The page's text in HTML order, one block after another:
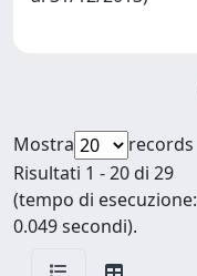
Mostra
records
Risultati 1 - 20 di 29
(tempo di esecuzione:
0.049 secondi).